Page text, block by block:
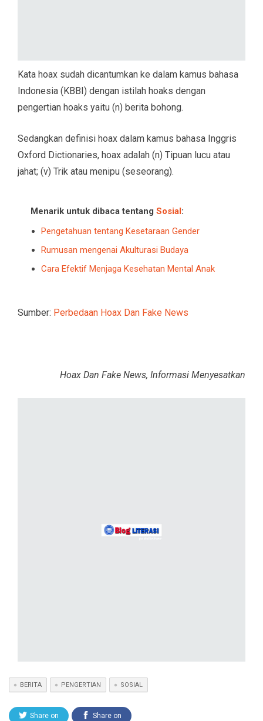
Kata hoax sudah dicantumkan ke dalam kamus bahasa
Indonesia (KBBI) dengan istilah hoaks dengan
pengertian hoaks yaitu (n) berita bohong.
Sedangkan definisi hoax dalam kamus bahasa Inggris
Oxford Dictionaries, hoax adalah (n) Tipuan lucu atau
jahat; (v) Trik atau menipu (seseorang).
Menarik untuk dibaca tentang Sosial:
Pengetahuan tentang Kesetaraan Gender
Rumusan mengenai Akulturasi Budaya
Cara Efektif Menjaga Kesehatan Mental Anak
Sumber: Perbedaan Hoax Dan Fake News
Hoax Dan Fake News, Informasi Menyesatkan
BERITA PENGERTIAN SOSIAL
Share on Share on